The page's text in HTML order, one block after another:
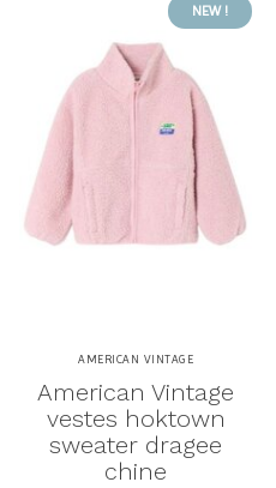
NEW !
AMERICAN VINTAGE
American Vintage
vestes hoktown
sweater dragee
chine